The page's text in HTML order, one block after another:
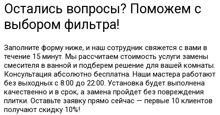
Остались вопросы? Поможем с
выбором фильтра!
Заполните форму ниже, и наш сотрудник свяжется с вами в
течение 15 минут. Мы рассчитаем стоимость услуги замены
смесителя в ванной и подберем решение для вашей комнаты.
Консультация абсолютно бесплатна. Наши мастера работают
без выходных с 8:00 до 22:00. Установка будет выполнена
качественно и в срок, а замена пройдет без повреждения
плитки. Оставьте заявку прямо сейчас — первые 10 клиентов
получают скидку 10%!